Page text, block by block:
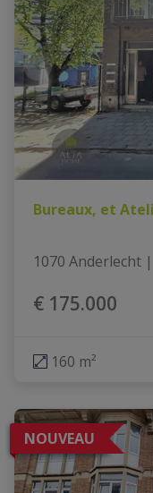
Bureaux, et
1070 Anderlecht |
€ 175.000
160 m²
NOUVEAU